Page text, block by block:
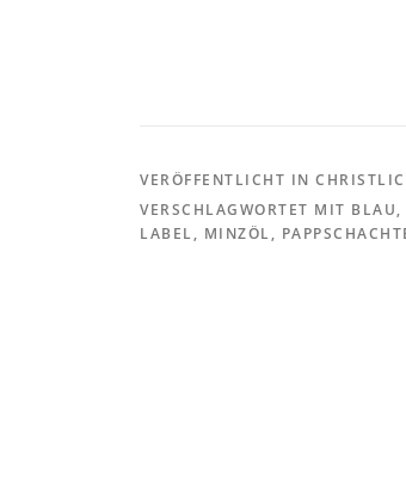
VERÖFFENTLICHT IN
VERSCHLAGWORTET MIT BLAU,
LABEL , MINZÖL ,